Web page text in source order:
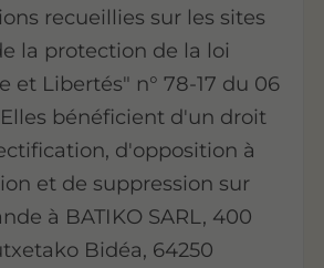
recueillies sur les sites
la protection de la loi
et Libertés" n° 78-17 du 06
bénéficient d'un droit
d'opposition à
et de suppression sur
à BATIKO SARL, 400
Bidéa, 64250